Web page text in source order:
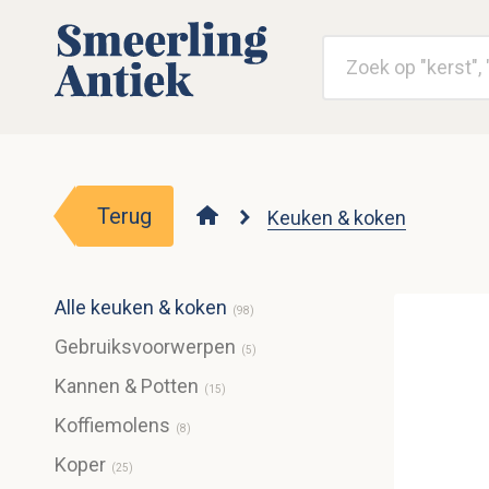
Terug Keuken & koken
Alle keuken & koken (98)
Gebruiksvoorwerpen (5)
Kannen & Potten (15)
Koffiemolens (8)
Koper (25)